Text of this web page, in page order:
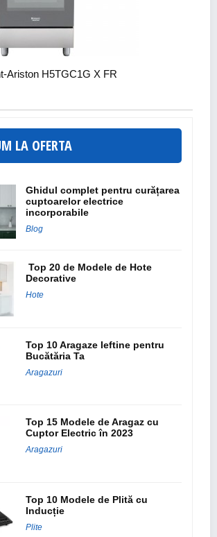
Ariston H5TGC1G X FR
LA OFERTA
Ghidul complet pentru curățarea
cuptoarelor electrice
incorporabile
Blog
Top 20 de Modele de Hote
Decorative
Hote
Top 10 Aragaze Ieftine pentru
Bucătăria Ta
Aragazuri
Top 15 Modele de Aragaz cu
Cuptor Electric în 2023
Aragazuri
Top 10 Modele de Plită cu
Inducție
Plite